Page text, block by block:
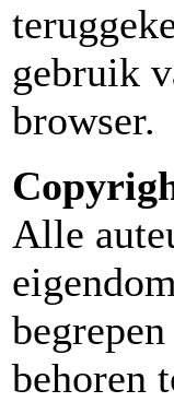
gebruik
browser.
Alle
behoren